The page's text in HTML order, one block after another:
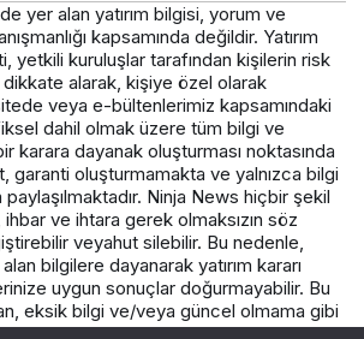
yer alan yatırım bilgisi, yorum ve
kapsamında değildir. Yatırım
yetkili kuruluşlar tarafından kişilerin risk
alarak, kişiye özel olarak
veya e-bültenlerimiz kapsamındaki
dahil olmak üzere tüm bilgi ve
karara dayanak oluşturması noktasında
garanti oluşturmamakta ve yalnızca bilgi
Ninja News hiçbir şekil
ve ihtara gerek olmaksızın söz
veyahut silebilir. Bu nedenle,
bilgilere dayanarak yatırım kararı
uygun sonuçlar doğurmayabilir. Bu
eksik bilgi ve/veya güncel olmama gibi
zararlardan Varış Haber ve